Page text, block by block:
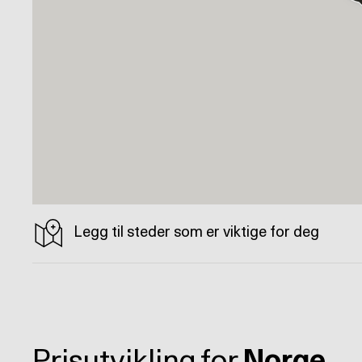
Legg til steder som er viktige for deg